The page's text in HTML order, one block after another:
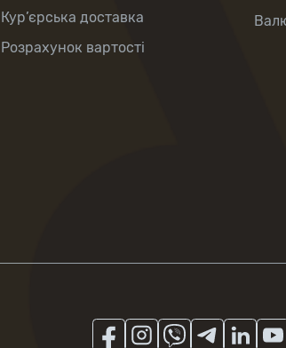
Кур’єрська доставка
Розрахунок вартості